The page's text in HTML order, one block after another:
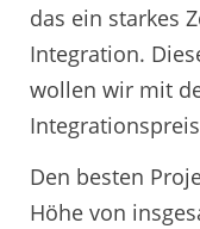
das ein starkes
Integration.
wollen wir mit
Den besten
Höhe von